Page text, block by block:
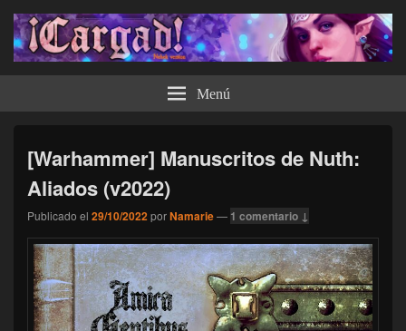
¡Cargad! Menú
[Warhammer] Manuscritos de Nuth:
Aliados (v2022)
Publicado el 29/10/2022porNamarie— 1 comentario ↓